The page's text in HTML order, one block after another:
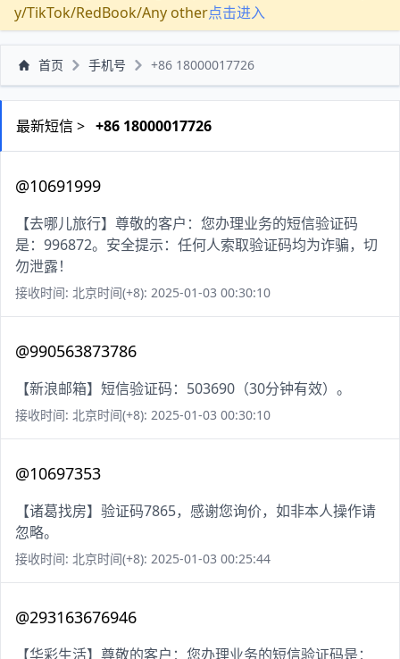
y/TikTok/RedBook/Any other点击进入
首页 手机号 +86 18000017726
最新短信 > +86 18000017726
@10691999
【去哪儿旅行】尊敬的客户：您办理业务的短信验证码
是：996872。安全提示：任何人索取验证码均为诈骗，切
勿泄露！
接收时间: 北京时间(+8): 2025-01-03 00:30:10
@990563873786
【新浪邮箱】短信验证码：503690（30分钟有效）。
接收时间: 北京时间(+8): 2025-01-03 00:30:10
@10697353
【诸葛找房】验证码7865，感谢您询价，如非本人操作请
忽略。
接收时间: 北京时间(+8): 2025-01-03 00:25:44
@293163676946
【华彩生活】尊敬的客户：您办理业务的短信验证码是：